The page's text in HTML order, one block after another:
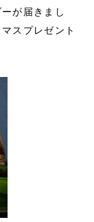
が届きまし
スプレゼント